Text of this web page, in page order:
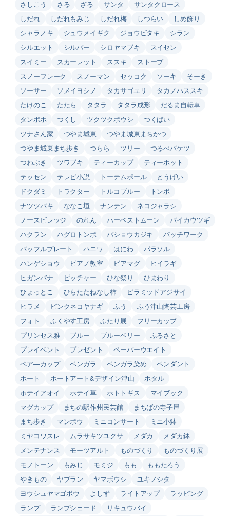
さしこう
さる ざる サンタ
サンタクロース
しだれ
しだれもみじ しだれ梅 しつらい
しめ飾り
シャラノキ
シュウメイギク ジョウビタキ
シラン
シルエット
シルバー シロヤマブキ
スイセン
スイミー
スカーレット ススキ
ストーブ
スノーフレーク
スノーマン セッコク ソーキ
そーき
ソーサー
ソメイヨシノ タカサゴユリ
タカノハススキ
たけのこ
たたら タタラ タタラ成形
だるま自転車
タンポポ
つくし ツクツクボウシ
つくばい
ツナさん家
つやま城東
つやま城東まちかつ
つやま城東まち歩き
つらら ツリー
つるべバケツ
つわぶき
ツワブキ ティーカップ
ティーポット
テッセン
テレビ小説 トーテムポール
とうげい
ドクダミ
トラクター トルコブルー
トンボ
ナツツバキ
ななこ垣 ナンテン
ネコジャラシ
ノースビレッジ
のれん ハーベストムーン
バイカウツギ
ハクラン
ハグロトンボ バショウカジキ
パッチワーク
バッフルプレート
ハニワ はにわ
パラソル
ハンゲショウ
ピアノ教室 ビアマグ
ヒイラギ
ヒガンバナ
ピッチャー ひな祭り
ひまわり
ひょっとこ
ひらたたねなし柿
ピラミッドアジサイ
ヒラメ
ピンクネコヤナギ ふう
ふう津山陶芸工房
フォト
ふくやす工房 ふたり展
フリーカップ
プリンセス雅
ブルー ブルーベリー
ふるさと
プレイベント
プレゼント
ペーパーウエイト
ペア―カップ
ベンガラ ベンガラ染め
ペンダント
ポート
ポートアート&デザイン津山
ホタル
ホテイアオイ
ホテイ草 ホトトギス
マイブック
マグカップ
まちの駅作州民芸館
まちばの寺子屋
まち歩き
マンボウ ミニコンサート
ミニ小鉢
ミヤコワスレ
ムラサキツユクサ メダカ
メダカ鉢
メンテナンス
モーツアルト ものづくり
ものづくり展
モノトーン
もみじ モミジ もも
ももたろう
やきもの
ヤブラン ヤマボウシ
ユキノシタ
ヨウシュヤマゴボウ
よしず ライトアップ
ラッピング
ランプ
ランプシェード
リキュウバイ